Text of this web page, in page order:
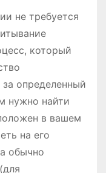
не требуется
который
за определенный
нужно найти
в вашем
на его
обычно